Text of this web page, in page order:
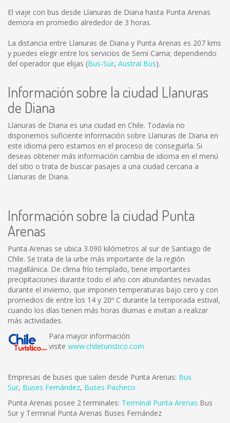
El viaje con bus desde Llanuras de Diana hasta Punta Arenas
demora en promedio alrededor de 3 horas.
La distancia entre Llanuras de Diana y Punta Arenas es 207 kms
y puedes elegir entre los servicios de Semi Cama; dependiendo
del operador que elijas (Bus-Sur, Austral Bus).
Información sobre la ciudad Llanuras
de Diana
Llanuras de Diana es una ciudad en Chile. Todavía no
disponemos suficiente información sobre Llanuras de Diana en
este idioma pero estamos en el proceso de conseguirla. Si
deseas obtener más información cambia de idioma en el menú
del sitio o trata de buscar pasajes a una ciudad cercana a
Llanuras de Diana.
Información sobre la ciudad Punta
Arenas
Punta Arenas se ubica 3.090 kilómetros al sur de Santiago de
Chile. Se trata de la urbe más importante de la región
magallánica. De clima frío templado, tiene importantes
precipitaciones durante todo el año con abundantes nevadas
durante el invierno, que imponen temperaturas bajo cero y con
promedios de entre los 14 y 20º C durante la temporada estival,
cuando los días tienen más horas diurnas e invitan a realizar
más actividades.
Para mayor información
visite www.chileturistico.com
Empresas de buses que salen desde Punta Arenas: Bus
Sur, Buses Fernández, Buses Pacheco
Punta Arenas posee 2 terminales: Terminal Punta Arenas Bus
Sur y Terminal Punta Arenas Buses Fernández